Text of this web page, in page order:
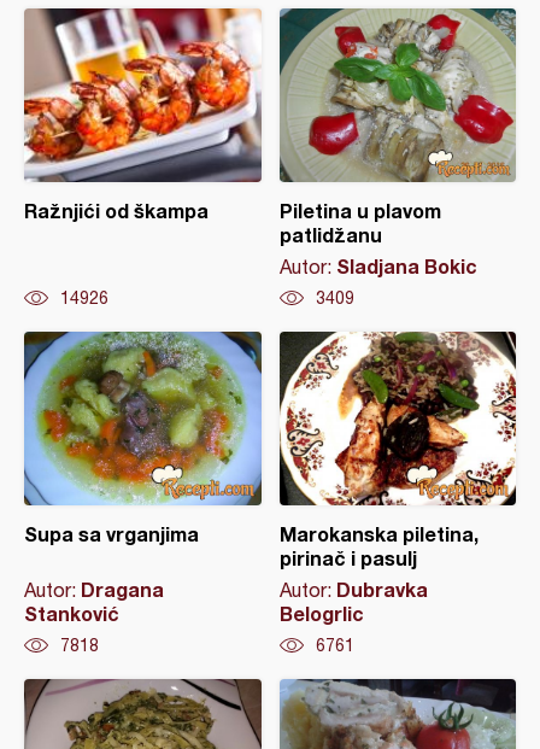
Ražnjići od škampa
14926
Piletina u plavom
patlidžanu
Autor: Sladjana Bokic
3409
Supa sa vrganjima
Autor: Dragana
Stanković
7818
Marokanska piletina,
pirinač i pasulj
Autor: Dubravka
Belogrlic
6761